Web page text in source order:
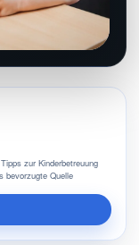
zur Kinderbetreuung
bevorzugte Quelle